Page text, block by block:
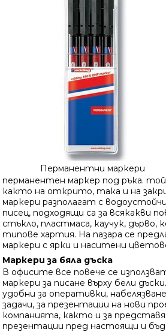
Перманентни маркери
перманентен маркер под ръка. той
както на открито, така и на
маркери разполагат с
писец, подходящи са за всякакви
стъкло, пластмаса, каучук, дърво,
типове хартия. На пазара се
маркери с ярки и наситени
Маркери за бяла дъска
В офисите все повече се
маркери за писане върху бели
удобни за оперативки,
задачи, за презентации на нови
компанията, както и за
презентации пред настоящи и